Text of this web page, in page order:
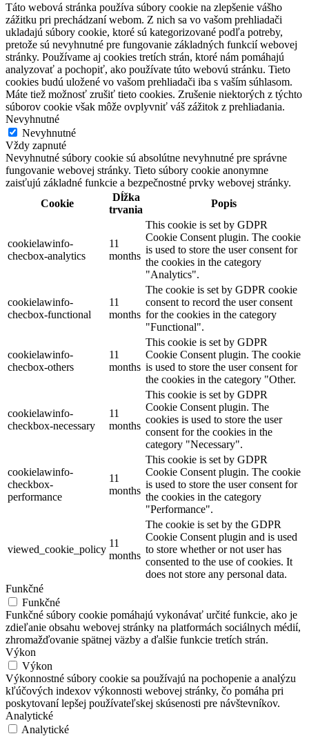
Táto webová stránka používa súbory cookie na zlepšenie vášho
zážitku pri prechádzaní webom. Z nich sa vo vašom prehliadači
ukladajú súbory cookie, ktoré sú kategorizované podľa potreby,
pretože sú nevyhnutné pre fungovanie základných funkcií webovej
stránky. Používame aj cookies tretích strán, ktoré nám pomáhajú
analyzovať a pochopiť, ako používate túto webovú stránku. Tieto
cookies budú uložené vo vašom prehliadači iba s vaším súhlasom.
Máte tiež možnosť zrušiť tieto cookies. Zrušenie niektorých z týchto
súborov cookie však môže ovplyvniť váš zážitok z prehliadania.
Nevyhnutné
Nevyhnutné
Vždy zapnuté
Nevyhnutné súbory cookie sú absolútne nevyhnutné pre správne
fungovanie webovej stránky. Tieto súbory cookie anonymne
zaisťujú základné funkcie a bezpečnostné prvky webovej stránky.
Cookie
Dĺžka
trvania
Popis
cookielawinfo-
checbox-analytics
11
months
This cookie is set by GDPR
Cookie Consent plugin. The cookie
is used to store the user consent for
the cookies in the category
"Analytics".
cookielawinfo-
checbox-functional
11
months
The cookie is set by GDPR cookie
consent to record the user consent
for the cookies in the category
"Functional".
cookielawinfo-
checbox-others
11
months
This cookie is set by GDPR
Cookie Consent plugin. The cookie
is used to store the user consent for
the cookies in the category "Other.
cookielawinfo-
checkbox-necessary
11
months
This cookie is set by GDPR
Cookie Consent plugin. The
cookies is used to store the user
consent for the cookies in the
category "Necessary".
cookielawinfo-
checkbox-
performance
11
months
This cookie is set by GDPR
Cookie Consent plugin. The cookie
is used to store the user consent for
the cookies in the category
"Performance".
viewed_cookie_policy
11
months
The cookie is set by the GDPR
Cookie Consent plugin and is used
to store whether or not user has
consented to the use of cookies. It
does not store any personal data.
Funkčné
Funkčné
Funkčné súbory cookie pomáhajú vykonávať určité funkcie, ako je
zdieľanie obsahu webovej stránky na platformách sociálnych médií,
zhromažďovanie spätnej väzby a ďalšie funkcie tretích strán.
Výkon
Výkon
Výkonnostné súbory cookie sa používajú na pochopenie a analýzu
kľúčových indexov výkonnosti webovej stránky, čo pomáha pri
poskytovaní lepšej používateľskej skúsenosti pre návštevníkov.
Analytické
Analytické